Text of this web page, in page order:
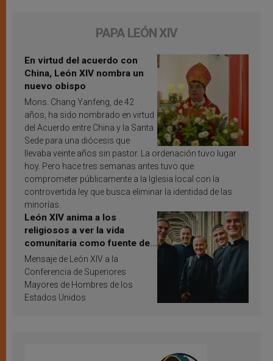
PAPA LEÓN XIV
En virtud del acuerdo con
China, León XIV nombra un
nuevo obispo
Mons. Chang Yanfeng, de 42
años, ha sido nombrado en virtud
del Acuerdo entre China y la Santa
Sede para una diócesis que
llevaba veinte años sin pastor. La ordenación tuvo lugar
hoy. Pero hace tres semanas antes tuvo que
comprometer públicamente a la Iglesia local con la
controvertida ley que busca eliminar la identidad de las
minorías.
León XIV anima a los
religiosos a ver la vida
comunitaria como fuente de
inspiración y santificación
Mensaje de León XIV a la
Conferencia de Superiores
Mayores de Hombres de los
Estados Unidos